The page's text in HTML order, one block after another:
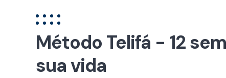
Método Telifá - 12
sua vida